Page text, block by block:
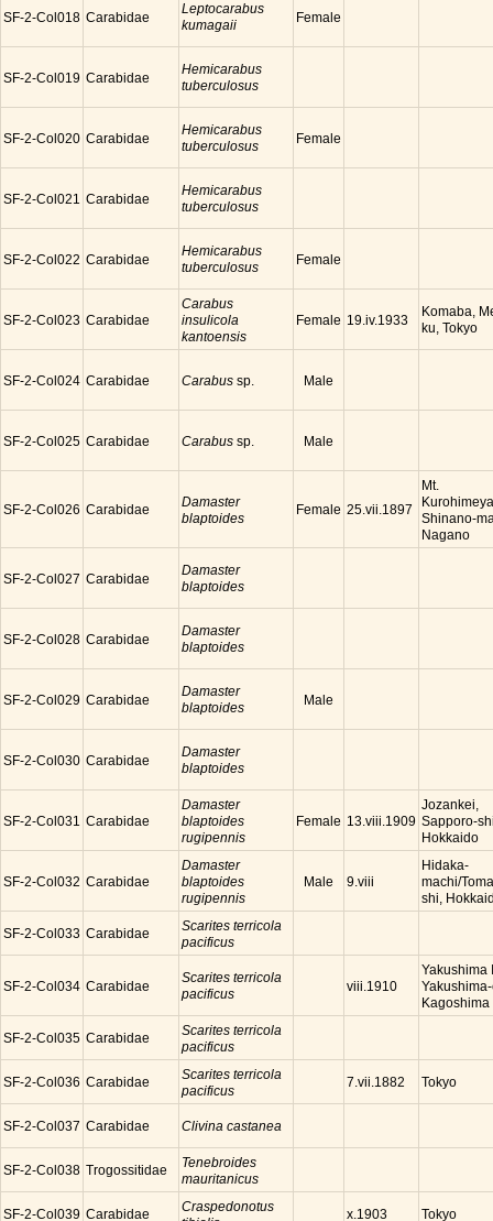
SF-2-Col018 Carabidae
Leptocarabus
kumagaii
Female
SF-2-Col019 Carabidae
Hemicarabus
tuberculosus
SF-2-Col020 Carabidae
Hemicarabus
tuberculosus
Female
SF-2-Col021 Carabidae
Hemicarabus
tuberculosus
SF-2-Col022 Carabidae
Hemicarabus
tuberculosus
Female
SF-2-Col023 Carabidae
Carabus
insulicola
kantoensis
Female 19.iv.1933
Komaba,
ku, Tokyo
SF-2-Col024 Carabidae Carabus sp. Male
SF-2-Col025 Carabidae Carabus sp. Male
SF-2-Col026 Carabidae
Damaster
blaptoides
Female 25.vii.1897
Mt.
Shinano-
Nagano
SF-2-Col027 Carabidae
Damaster
blaptoides
SF-2-Col028 Carabidae
Damaster
blaptoides
SF-2-Col029 Carabidae
Damaster
blaptoides
Male
SF-2-Col030 Carabidae
Damaster
blaptoides
SF-2-Col031 Carabidae
Damaster
blaptoides
rugipennis
Female 13.viii.1909
Jozankei,
Sapporo-
Hokkaido
SF-2-Col032 Carabidae
Damaster
blaptoides
rugipennis
Male 9.viii
Hidaka-
machi/
shi,
SF-2-Col033 Carabidae
Scarites terricola
pacificus
SF-2-Col034 Carabidae
Scarites terricola
pacificus
viii.1910
Yakushima
Kagoshima
SF-2-Col035 Carabidae
Scarites terricola
pacificus
SF-2-Col036 Carabidae
Scarites terricola
pacificus
7.vii.1882 Tokyo
SF-2-Col037 Carabidae Clivina castanea
SF-2-Col038 Trogossitidae
Tenebroides
mauritanicus
SF-2-Col039 Carabidae
Craspedonotus
x.1903 Tokyo